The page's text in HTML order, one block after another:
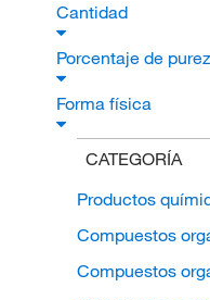
Cantidad
Porcentaje de
Forma física
CATEGORÍA
Productos
Compuestos
Compuestos